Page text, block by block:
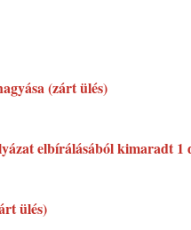
(zárt ülés)
elbírálásából kimaradt
ülés)